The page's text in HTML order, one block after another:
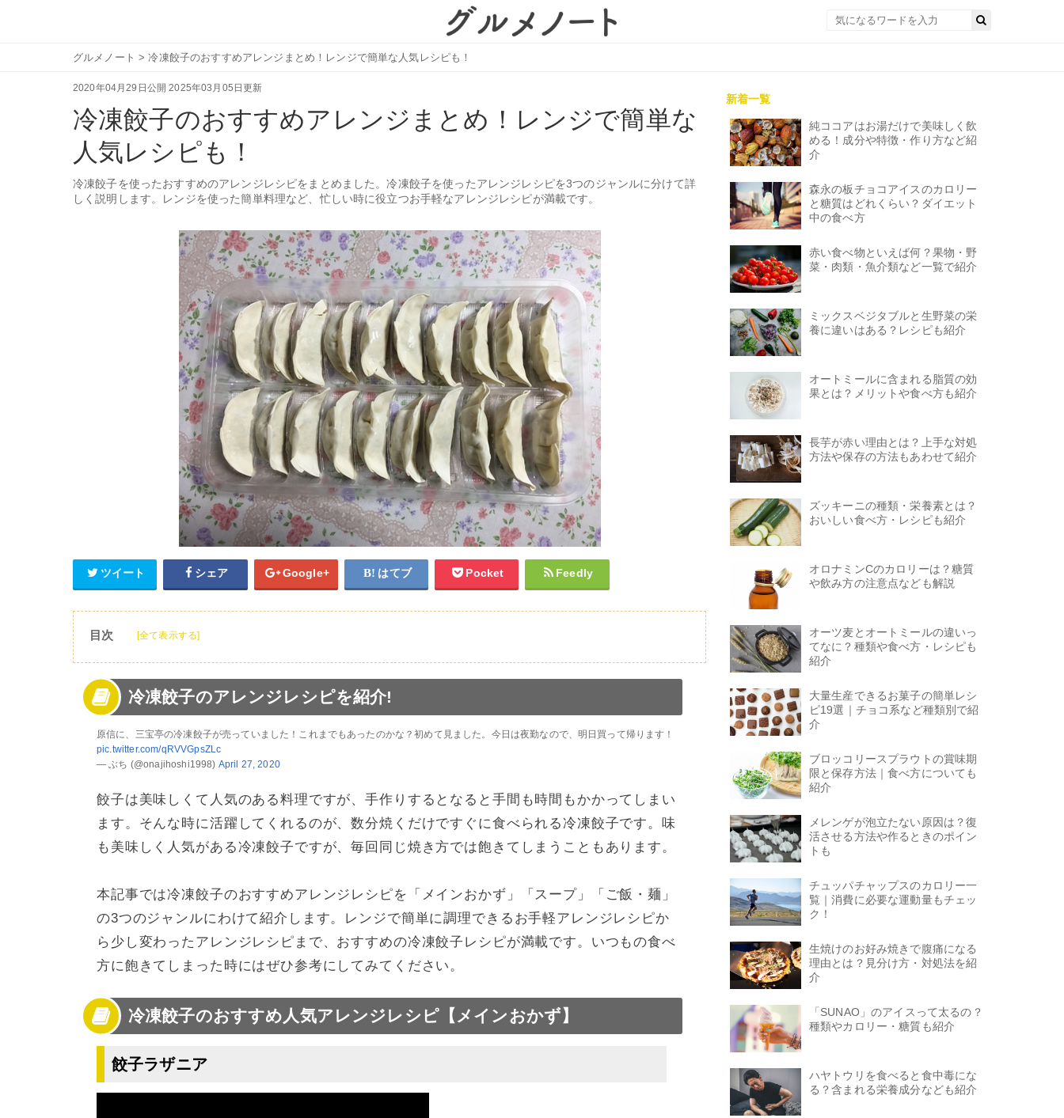
グルメノート >冷凍餃子のおすすめアレンジまとめ！レンジで簡単な人気レシピも！
2020年04月29日公開 2025年03月05日更新
冷凍餃子のおすすめアレンジまとめ！レンジで簡単な
人気レシピも！
冷凍餃子を使ったおすすめのアレンジレシピをまとめました。冷凍餃子を使ったアレンジレシピを3つのジャンルに分けて詳
しく説明します。レンジを使った簡単料理など、忙しい時に役立つお手軽なアレンジレシピが満載です。
ツイート シェア Google+ はてブ Pocket Feedly
目次 [全て表示する]
3 冷凍餃子のおすすめ人気アレンジレシピ【スープ】
4 冷凍餃子のおすすめ人気アレンジレシピ【ご飯・麺】
5 冷凍餃子を使っていろんなアレンジレシピ作ってみよう!
冷凍餃子のアレンジレシピを紹介!
原信に、三宝亭の冷凍餃子が売っていました！これまでもあったのかな？初めて見ました。今日は夜勤なので、明日買って帰ります！
pic.twitter.com/qRVVGpsZLc
— ぶち (@onajihoshi1998) April 27, 2020
餃子は美味しくて人気のある料理ですが、手作りするとなると手間も時間もかかってしまい
ます。そんな時に活躍してくれるのが、数分焼くだけですぐに食べられる冷凍餃子です。味
も美味しく人気がある冷凍餃子ですが、毎回同じ焼き方では飽きてしまうこともあります。
本記事では冷凍餃子のおすすめアレンジレシピを「メインおかず」「スープ」「ご飯・麺」
の3つのジャンルにわけて紹介します。レンジで簡単に調理できるお手軽アレンジレシピか
ら少し変わったアレンジレシピまで、おすすめの冷凍餃子レシピが満載です。いつもの食べ
方に飽きてしまった時にはぜひ参考にしてみてください。
冷凍餃子のおすすめ人気アレンジレシピ【メインおかず】
餃子ラザニア
新着一覧
純ココアはお湯だけで美味しく飲
める！成分や特徴・作り方など紹
介
森永の板チョコアイスのカロリー
と糖質はどれくらい？ダイエット
中の食べ方
赤い食べ物といえば何？果物・野
菜・肉類・魚介類など一覧で紹介
ミックスベジタブルと生野菜の栄
養に違いはある？レシピも紹介
オートミールに含まれる脂質の効
果とは？メリットや食べ方も紹介
長芋が赤い理由とは？上手な対処
方法や保存の方法もあわせて紹介
ズッキーニの種類・栄養素とは？
おいしい食べ方・レシピも紹介
オロナミンCのカロリーは？糖質
や飲み方の注意点なども解説
オーツ麦とオートミールの違いっ
てなに？種類や食べ方・レシピも
紹介
大量生産できるお菓子の簡単レシ
ピ19選｜チョコ系など種類別で紹
介
ブロッコリースプラウトの賞味期
限と保存方法｜食べ方についても
紹介
メレンゲが泡立たない原因は？復
活させる方法や作るときのポイン
トも
チュッパチャップスのカロリー一
覧｜消費に必要な運動量もチェッ
ク！
生焼けのお好み焼きで腹痛になる
理由とは？見分け方・対処法を紹
介
「SUNAO」のアイスって太るの？
種類やカロリー・糖質も紹介
ハヤトウリを食べると食中毒にな
る？含まれる栄養成分なども紹介